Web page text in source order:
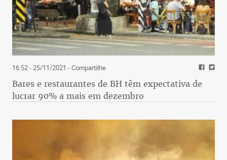
16:52 - 25/11/2021 - Compartilhe
Bares e restaurantes de BH têm expectativa de
lucrar 90% a mais em dezembro